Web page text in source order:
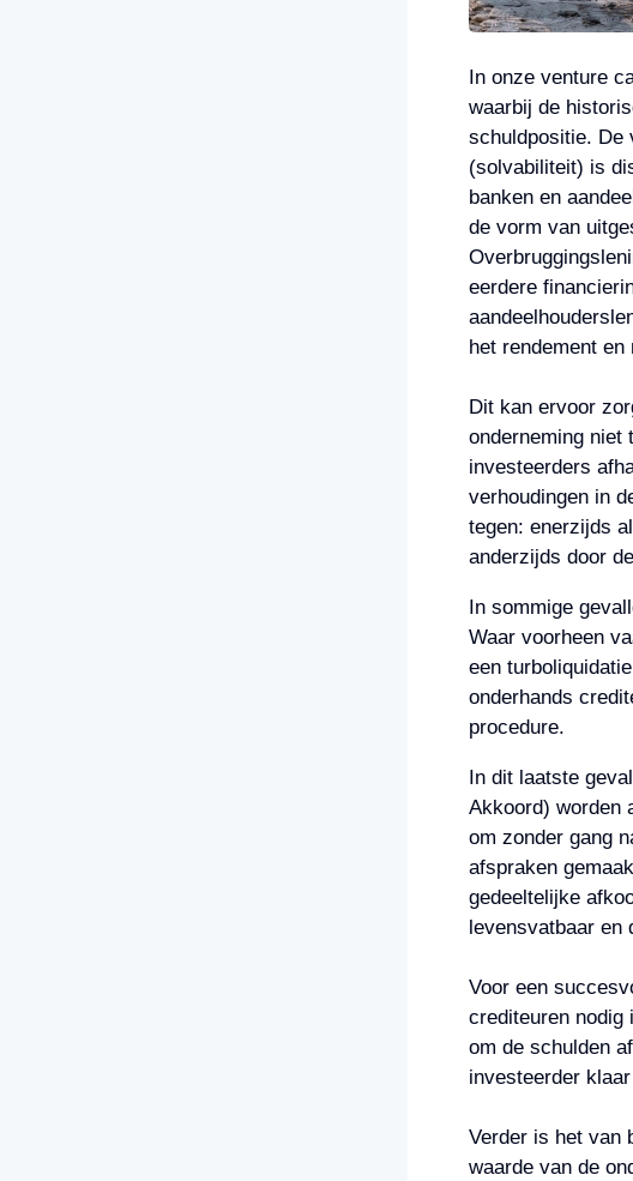
In onze venture
waarbij de
schuldpositie. De
(solvabiliteit) is
banken en
de vorm van
eerdere
het rendement
Dit kan ervoor
onderneming niet
investeerders
verhoudingen in
tegen: enerzijds
anderzijds door
In sommige
Waar voorheen
een
onderhands
procedure.
In dit laatste
Akkoord) worden
om zonder gang
afspraken
gedeeltelijke
levensvatbaar en
Voor een
crediteuren nodig
om de schulden
investeerder
Verder is het van
waarde van de